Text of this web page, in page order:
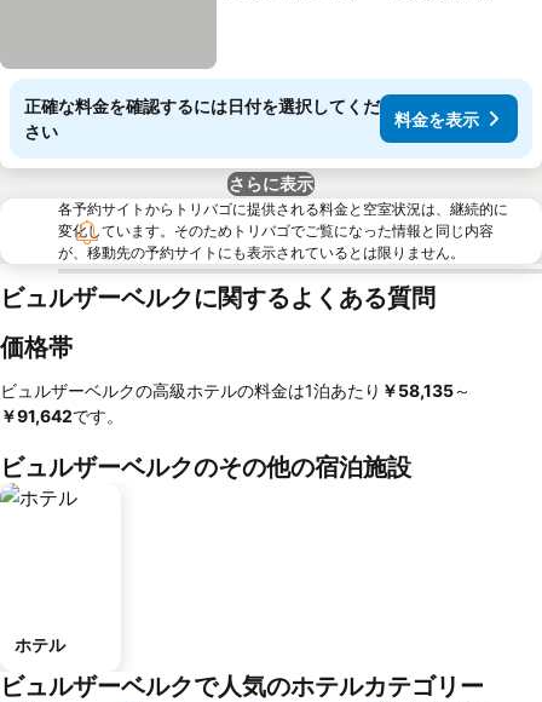
正確な料金を確認するには日付を選択してくだ
さい
料金を表示
さらに表示
各予約サイトからトリバゴに提供される料金と空室状況は、継続的に
変化しています。そのためトリバゴでご覧になった情報と同じ内容
が、移動先の予約サイトにも表示されているとは限りません。
ビュルザーベルクに関するよくある質問
価格帯
ビュルザーベルクの高級ホテルの料金は1泊あたり ‎￥58,135～
￥91,642です。
ビュルザーベルクのその他の宿泊施設
ホテル
ビュルザーベルクで人気のホテルカテゴリー